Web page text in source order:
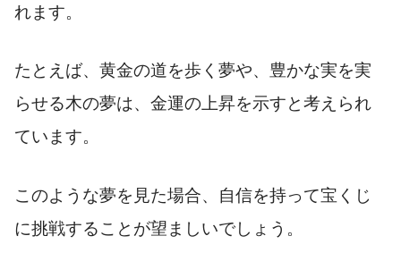
れます。
たとえば、黄金の道を歩く夢や、豊かな実を実
らせる木の夢は、金運の上昇を示すと考えられ
ています。
このような夢を見た場合、自信を持って宝くじ
に挑戦することが望ましいでしょう。